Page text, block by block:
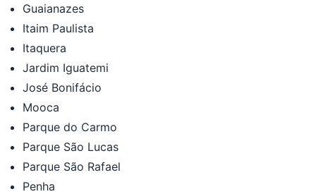
Guaianazes
Itaim Paulista
Itaquera
Jardim Iguatemi
José Bonifácio
Mooca
Parque do Carmo
Parque São Lucas
Parque São Rafael
Penha